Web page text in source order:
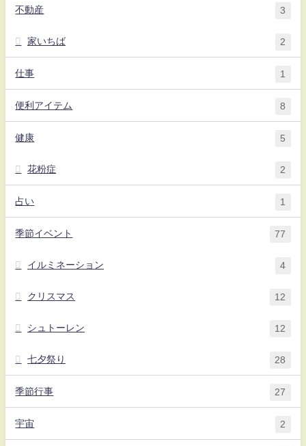
不動産 3
家いちば 2
仕事 1
便利アイテム 8
健康 5
花粉症 2
占い 1
季節イベント 77
イルミネーション 4
クリスマス 12
シュトーレン 12
七夕祭り 28
季節行事 27
宇宙 2